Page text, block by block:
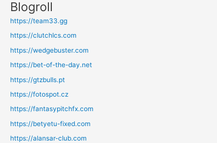
Blogroll
https://team33.gg
https://clutchlcs.com
https://wedgebuster.com
https://bet-of-the-day.net
https://gtzbulls.pt
https://fotospot.cz
https://fantasypitchfx.com
https://betyetu-fixed.com
https://alansar-club.com